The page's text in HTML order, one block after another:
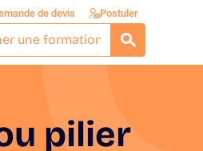
de devis Postuler
pilier